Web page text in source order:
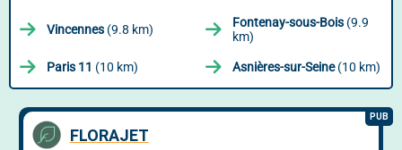
Vincennes (9.8 km) Fontenay-sous-Bois (9.9
km)
Paris 11 (10 km) Asnières-sur-Seine(10 km)